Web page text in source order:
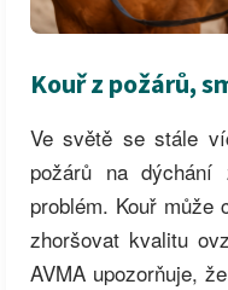
Kouř z požárů,
Ve světě se stále
požárů na
problém. Kouř může
zhoršovat kvalitu
AVMA upozorňuje,